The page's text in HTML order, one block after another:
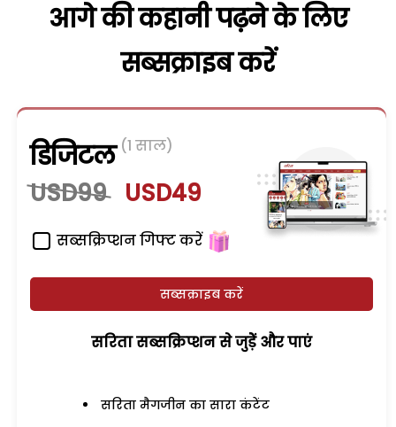
आगे की कहानी पढ़ने के लिए
सब्सक्राइब करें
डिजिटल (1 साल)
USD99 USD49
सब्सक्रिप्शन गिफ्ट करें
सब्सक्राइब करें
सरिता सब्सक्रिप्शन से जुड़ेें और पाएं
सरिता मैगजीन का सारा कंटेंट